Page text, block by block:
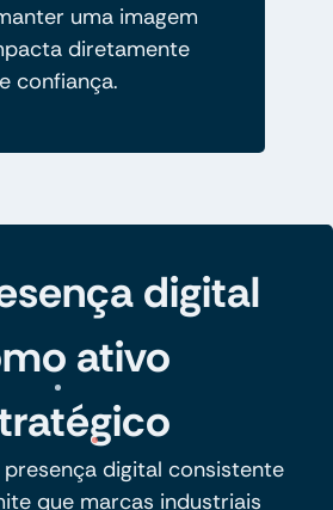
uma imagem
diretamente
confiança.
digital
ativo
presença digital consistente
que marcas industriais